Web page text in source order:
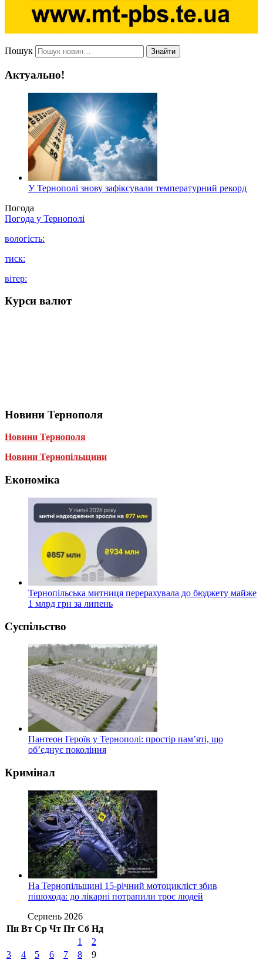
Пошук Знайти
Актуально!
У Тернополі знову зафіксували температурний рекорд
Погода
Погода у Тернополі
вологість:
тиск:
вітер:
Курси валют
Новини Тернополя
Новини Тернополя
Новини Тернопільщини
Економіка
Тернопільська митниця перерахувала до бюджету майже
1 млрд грн за липень
Суспільство
Пантеон Героїв у Тернополі: простір пам’яті, що
об’єднує покоління
Кримінал
На Тернопільщині 15-річний мотоцикліст збив
пішохода: до лікарні потрапили троє людей
Серпень 2026
Пн Вт Ср Чт Пт Сб Нд
1
2
3
4 5 6 7 8
9